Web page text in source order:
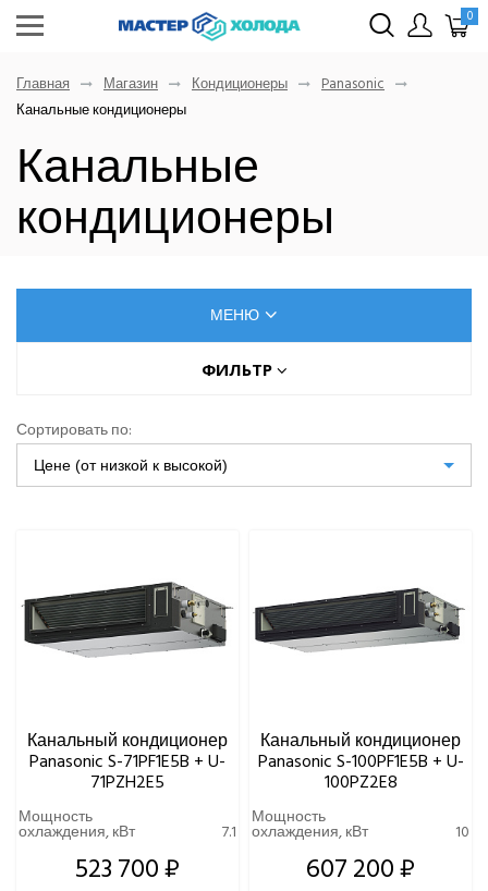
0
Главная Магазин Кондиционеры
Panasonic
Канальные кондиционеры
Канальные
кондиционеры
МЕНЮ
AUX
Dahatsu
Denko
Ynovik
Yuetu
Aeronic
Daikin
DAICOND
ECOSTAR
Electrolux
ФИЛЬТР
Цена (руб.)
До
ТИП ФРЕОНА
Сортировать по:
Цене (от низкой к высокой)
Канальный кондиционер
Panasonic S-71PF1E5B + U-
71PZH2E5
Мощность
охлаждения, кВт 7.1
523 700 ₽
Канальный кондиционер
Panasonic S-100PF1E5B + U-
100PZ2E8
Мощность
охлаждения, кВт 10
607 200 ₽